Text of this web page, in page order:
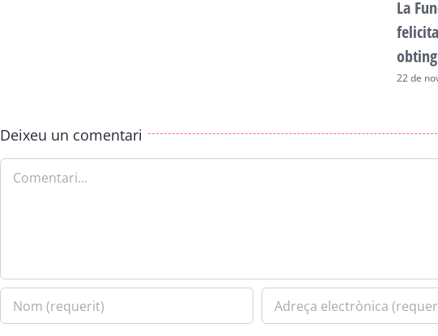
La
22 de
Deixeu un comentari